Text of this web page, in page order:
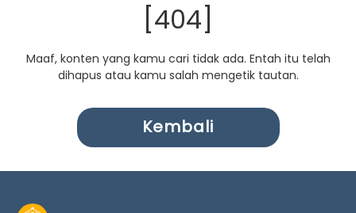
[404]
Maaf, konten yang kamu cari tidak ada. Entah itu telah
dihapus atau kamu salah mengetik tautan.
Kembali